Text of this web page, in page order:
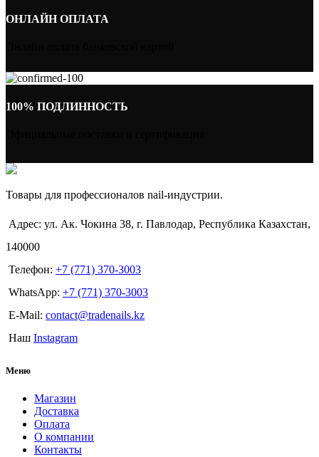
ОНЛАЙН ОПЛАТА
100% ПОДЛИННОСТЬ
Товары для профессионалов nail-индустрии.
Адрес: ул. Ак. Чокина 38, г. Павлодар, Республика Казахстан,
140000
Телефон: +7 (771) 370-3003
WhatsApp: +7 (771) 370-3003
E-Mail: contact@tradenails.kz
Наш Instagram
Меню
Магазин
Доставка
Оплата
О компании
Контакты